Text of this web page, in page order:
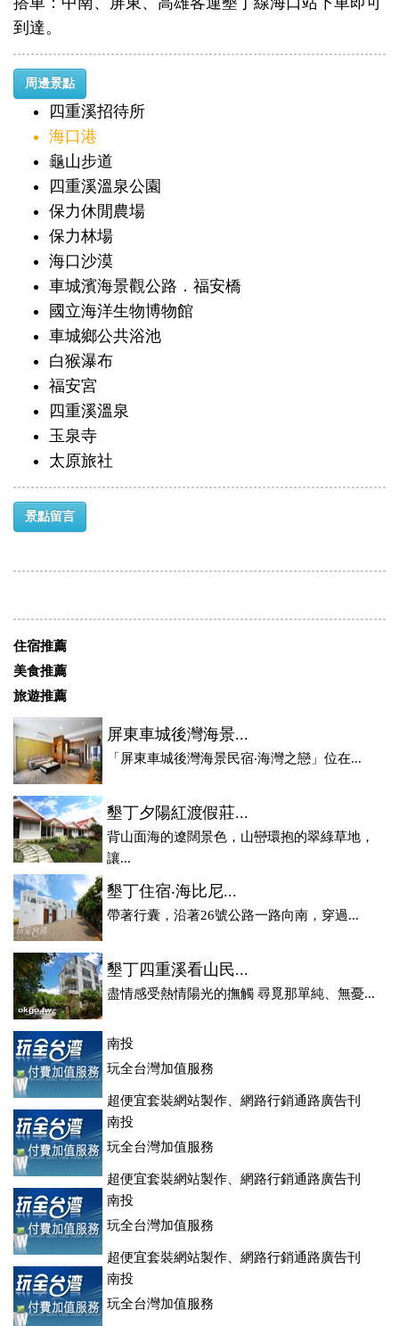
到達。
周邊景點
四重溪招待所
海口港
龜山步道
四重溪溫泉公園
保力休閒農場
保力林場
海口沙漠
車城濱海景觀公路．福安橋
國立海洋生物博物館
車城鄉公共浴池
白猴瀑布
福安宮
四重溪溫泉
玉泉寺
太原旅社
景點留言
住宿推薦
美食推薦
旅遊推薦
屏東車城後灣海景...
「屏東車城後灣海景民宿‧海灣之戀」位在...
墾丁夕陽紅渡假莊...
背山面海的遼闊景色，山巒環抱的翠綠草地，
讓...
墾丁住宿‧海比尼...
帶著行囊，沿著26號公路一路向南，穿過...
墾丁四重溪看山民...
盡情感受熱情陽光的撫觸 尋覓那單純、無憂...
南投
玩全台灣加值服務
超便宜套裝網站製作、網路行銷通路廣告刊
登、訂房系統、客房委託旅行社銷售，全面優惠中....
南投
玩全台灣加值服務
超便宜套裝網站製作、網路行銷通路廣告刊
登、訂房系統、客房委託旅行社銷售，全面優惠中....
南投
玩全台灣加值服務
超便宜套裝網站製作、網路行銷通路廣告刊
登、訂房系統、客房委託旅行社銷售，全面優惠中....
南投
玩全台灣加值服務